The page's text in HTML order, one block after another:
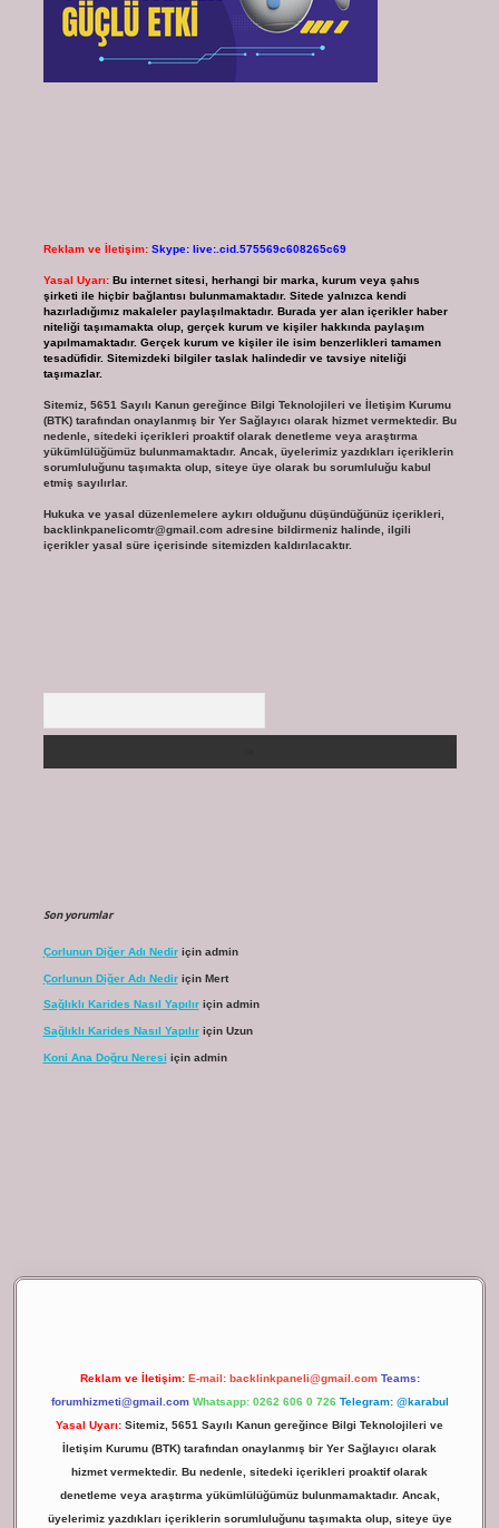
Reklam ve İletişim: Skype: live:.cid.575569c608265c69
Yasal Uyarı: Bu internet sitesi, herhangi bir marka, kurum veya şahıs
şirketi ile hiçbir bağlantısı bulunmamaktadır. Sitede yalnızca kendi
hazırladığımız makaleler paylaşılmaktadır. Burada yer alan içerikler haber
niteliği taşımamakta olup, gerçek kurum ve kişiler hakkında paylaşım
yapılmamaktadır. Gerçek kurum ve kişiler ile isim benzerlikleri tamamen
tesadüfidir. Sitemizdeki bilgiler taslak halindedir ve tavsiye niteliği
taşımazlar.
Sitemiz, 5651 Sayılı Kanun gereğince Bilgi Teknolojileri ve İletişim Kurumu
(BTK) tarafından onaylanmış bir Yer Sağlayıcı olarak hizmet vermektedir. Bu
nedenle, sitedeki içerikleri proaktif olarak denetleme veya araştırma
yükümlülüğümüz bulunmamaktadır. Ancak, üyelerimiz yazdıkları içeriklerin
sorumluluğunu taşımakta olup, siteye üye olarak bu sorumluluğu kabul
etmiş sayılırlar.
Hukuka ve yasal düzenlemelere aykırı olduğunu düşündüğünüz içerikleri,
backlinkpanelicomtr@gmail.comadresine bildirmeniz halinde, ilgili
içerikler yasal süre içerisinde sitemizden kaldırılacaktır.
Son yorumlar
Çorlunun Diğer Adı Nediriçin admin
Çorlunun Diğer Adı Nediriçin Mert
Sağlıklı Karides Nasıl Yapılıriçin admin
Sağlıklı Karides Nasıl Yapılıriçin Uzun
Koni Ana Doğru Neresi için admin
Reklam ve İletişim: E-mail: backlinkpaneli@gmail.com Teams:
forumhizmeti@gmail.com Whatsapp: 0262 606 0 726 Telegram: @karabul
Yasal Uyarı: Sitemiz, 5651 Sayılı Kanun gereğince Bilgi Teknolojileri ve
İletişim Kurumu (BTK) tarafından onaylanmış bir Yer Sağlayıcı olarak
hizmet vermektedir. Bu nedenle, sitedeki içerikleri proaktif olarak
denetleme veya araştırma yükümlülüğümüz bulunmamaktadır. Ancak,
üyelerimiz yazdıkları içeriklerin sorumluluğunu taşımakta olup, siteye üye